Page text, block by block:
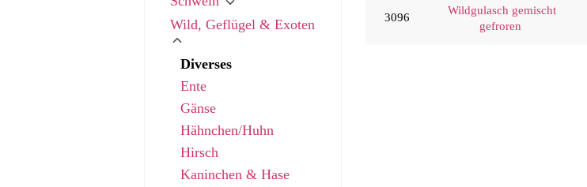
Wild, Geflügel & Exoten
Diverses
Ente
Gänse
Hähnchen/Huhn
Hirsch
Kaninchen & Hase
3096
Wildgulasch gemischt
gefroren